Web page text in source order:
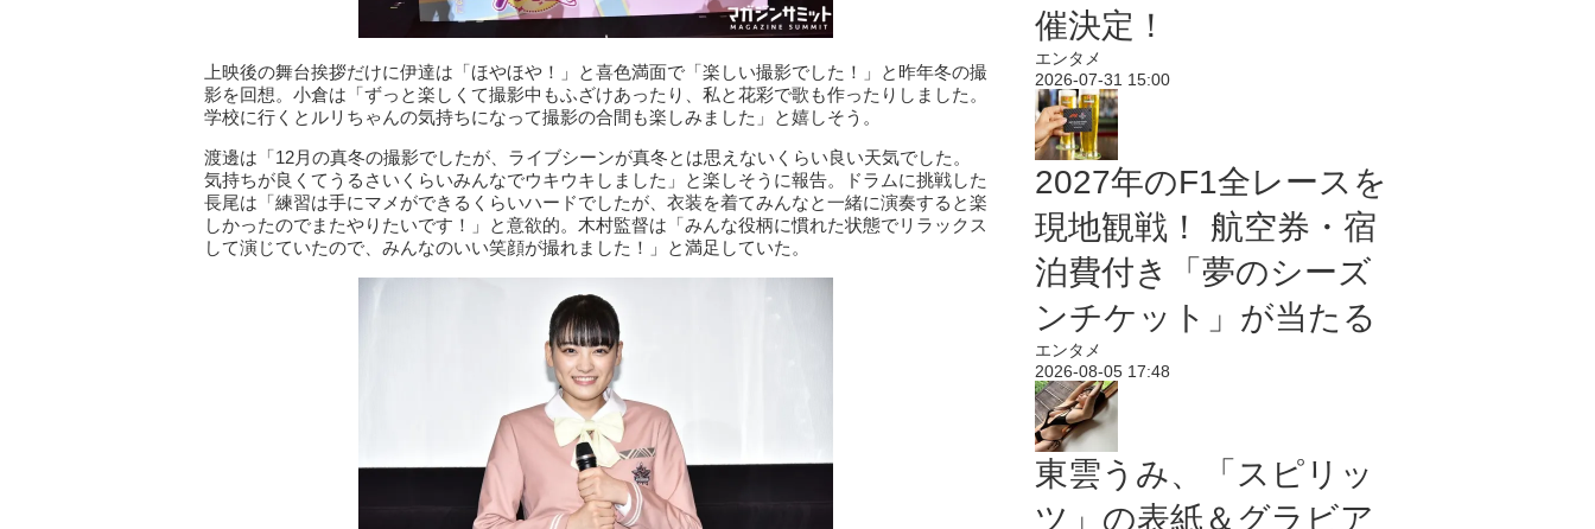
上映後の舞台挨拶だけに伊達は「ほやほや！」と喜色満面で「楽しい撮影でした！」と昨年冬の撮
影を回想。小倉は「ずっと楽しくて撮影中もふざけあったり、私と花彩で歌も作ったりしました。
学校に行くとルリちゃんの気持ちになって撮影の合間も楽しみました」と嬉しそう。
渡邊は「12月の真冬の撮影でしたが、ライブシーンが真冬とは思えないくらい良い天気でした。
気持ちが良くてうるさいくらいみんなでウキウキしました」と楽しそうに報告。ドラムに挑戦した
長尾は「練習は手にマメができるくらいハードでしたが、衣装を着てみんなと一緒に演奏すると楽
しかったのでまたやりたいです！」と意欲的。木村監督は「みんな役柄に慣れた状態でリラックス
して演じていたので、みんなのいい笑顔が撮れました！」と満足していた。
催決定！
エンタメ
2026-07-31 15:00
2027年のF1全レースを
現地観戦！ 航空券・宿
泊費付き「夢のシーズ
ンチケット」が当たる
エンタメ
2026-08-05 17:48
東雲うみ、「スピリッ
ツ」の表紙＆グラビア